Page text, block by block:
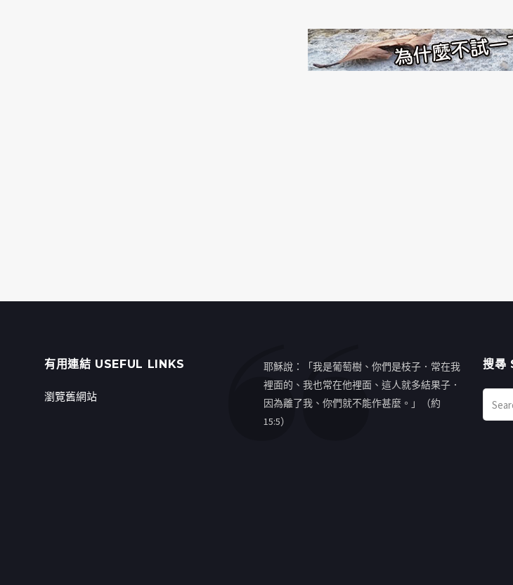
有用連結 USEFUL LINKS
瀏覽舊網站
耶穌說：「我是葡萄樹、你們是枝子．常在我
裡面的、我也常在他裡面、這人就多結果子．
因為離了我、你們就不能作甚麼。」（約
15:5）
搜㝷